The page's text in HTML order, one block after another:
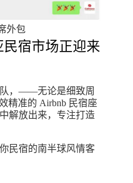
外包
民宿市场正迎来
，——无论是细致周
精准的 Airbnb 民宿座
解放出来，专注打造
民宿的南半球风情客